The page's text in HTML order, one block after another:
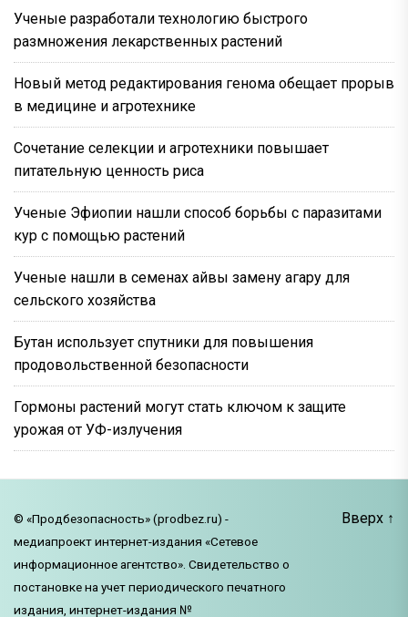
Ученые разработали технологию быстрого
размножения лекарственных растений
Новый метод редактирования генома обещает прорыв
в медицине и агротехнике
Сочетание селекции и агротехники повышает
питательную ценность риса
Ученые Эфиопии нашли способ борьбы с паразитами
кур с помощью растений
Ученые нашли в семенах айвы замену агару для
сельского хозяйства
Бутан использует спутники для повышения
продовольственной безопасности
Гормоны растений могут стать ключом к защите
урожая от УФ-излучения
© «Продбезопасность» (prodbez.ru) -
медиапроект интернет-издания «Сетевое
информационное агентство». Свидетельство о
постановке на учет периодического печатного
издания, интернет-издания №
Вверх ↑